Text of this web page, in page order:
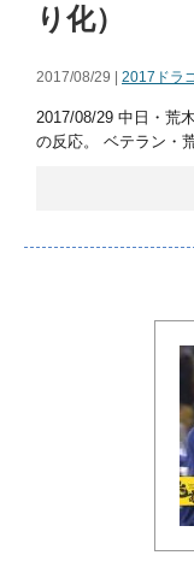
り化）
2017/08/29 | 2017ドラ
2017/08/29 中日・荒
の反応。 ベテラン・